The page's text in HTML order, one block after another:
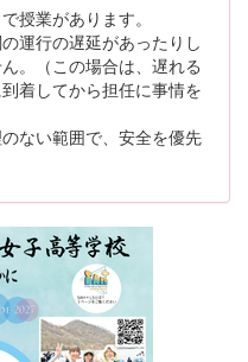
業があります。
運行の遅延があったりし
。（この場合は、遅れる
着してから担任に事情を
ない範囲で、安全を優先